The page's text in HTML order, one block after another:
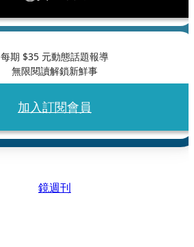
每期 $35 元動態話題報導
無限閱讀解鎖新鮮事
加入訂閱會員
鏡週刊